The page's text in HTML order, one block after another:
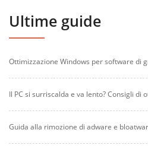
Ultime guide
Ottimizzazione Windows per software di
Il PC si surriscalda e va lento? Consigli di
Guida alla rimozione di adware e